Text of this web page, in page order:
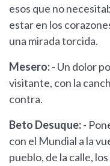
esos que no
estar en los
una mirada torcida.
Mesero:- Un dolor
visitante, con la
contra.
Beto Desuque:-
con el Mundial a la
pueblo, de la calle,